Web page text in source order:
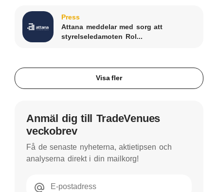
Press
Attana meddelar med sorg att
styrelseledamoten Rol...
Visa fler
Anmäl dig till TradeVenues
veckobrev
Få de senaste nyheterna, aktietipsen och
analyserna direkt i din mailkorg!
E-postadress